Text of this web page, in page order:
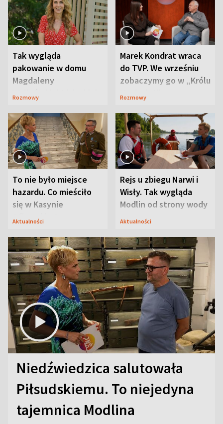
Tak wygląda
pakowanie w domu
Magdaleny
Waligórskiej-Lisieckiej.
Rozmowy
Marek Kondrat wraca
do TVP. We wrześniu
zobaczymy go w „Królu
Maciusiu I”
Rozmowy
To nie było miejsce
hazardu. Co mieściło
się w Kasynie
Oficerskim?
Aktualności
Rejs u zbiegu Narwi i
Wisły. Tak wygląda
Modlin od strony wody
Aktualności
Niedźwiedzica salutowała
Piłsudskiemu. To niejedyna
tajemnica Modlina